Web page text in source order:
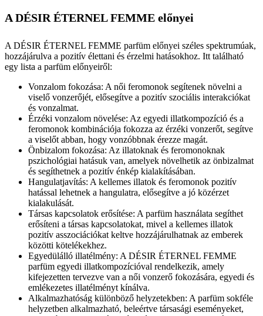
A DÉSIR ÉTERNEL FEMME előnyei
A DÉSIR ÉTERNEL FEMME parfüm előnyei széles spektrumúak,
hozzájárulva a pozitív élettani és érzelmi hatásokhoz. Itt található
egy lista a parfüm előnyeiről:
Vonzalom fokozása: A női feromonok segítenek növelni a
viselő vonzerőjét, elősegítve a pozitív szociális interakciókat
és vonzalmat.
Érzéki vonzalom növelése: Az egyedi illatkompozíció és a
feromonok kombinációja fokozza az érzéki vonzerőt, segítve
a viselőt abban, hogy vonzóbbnak érezze magát.
Önbizalom fokozása: Az illatoknak és feromonoknak
pszichológiai hatásuk van, amelyek növelhetik az önbizalmat
és segíthetnek a pozitív énkép kialakításában.
Hangulatjavítás: A kellemes illatok és feromonok pozitív
hatással lehetnek a hangulatra, elősegítve a jó közérzet
kialakulását.
Társas kapcsolatok erősítése: A parfüm használata segíthet
erősíteni a társas kapcsolatokat, mivel a kellemes illatok
pozitív asszociációkat keltve hozzájárulhatnak az emberek
közötti kötelékekhez.
Egyedülálló illatélmény: A DÉSIR ÉTERNEL FEMME
parfüm egyedi illatkompozícióval rendelkezik, amely
kifejezetten tervezve van a női vonzerő fokozására, egyedi és
emlékezetes illatélményt kínálva.
Alkalmazhatóság különböző helyzetekben: A parfüm sokféle
helyzetben alkalmazható, beleértve társasági eseményeket,